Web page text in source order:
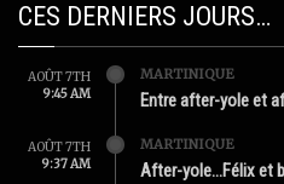
CES DERNIERS JOURS…
AOÛT 7TH
9:45 AM
MARTINIQUE
Entre after-yole et
AOÛT 7TH
9:37 AM
MARTINIQUE
After-yole…Félix et